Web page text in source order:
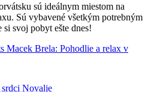
sú ideálnym miestom na
Sú vybavené všetkým potrebným
svoj pobyt ešte dnes!
Macek Brela: Pohodlie a relax v